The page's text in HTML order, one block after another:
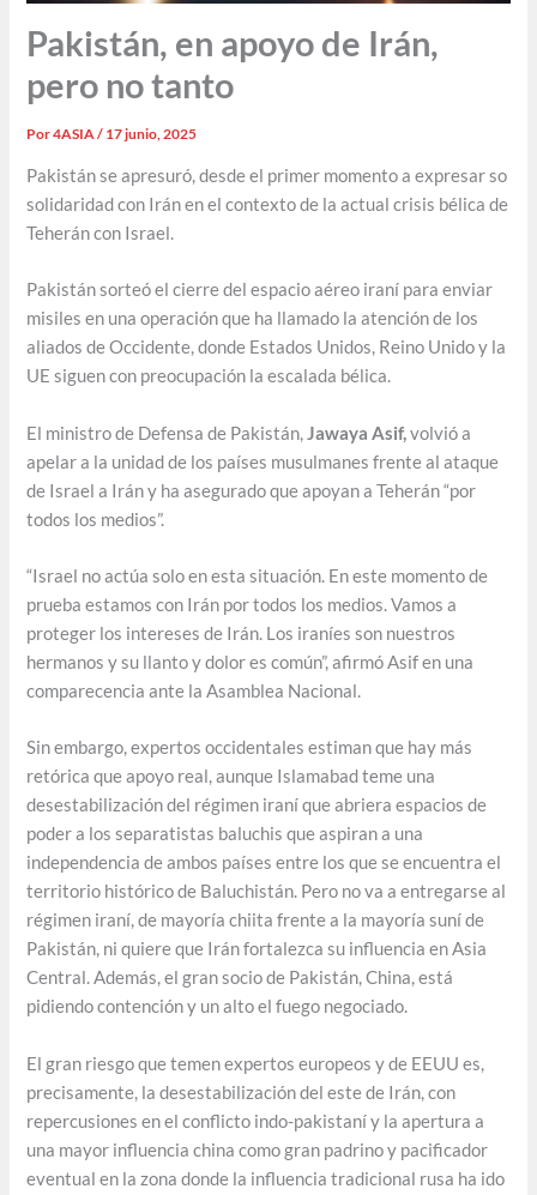
Pakistán, en apoyo de Irán,
pero no tanto
Por4ASIA/ 17 junio, 2025
Pakistán se apresuró, desde el primer momento a expresar so
solidaridad con Irán en el contexto de la actual crisis bélica de
Teherán con Israel.
Pakistán sorteó el cierre del espacio aéreo iraní para enviar
misiles en una operación que ha llamado la atención de los
aliados de Occidente, donde Estados Unidos, Reino Unido y la
UE siguen con preocupación la escalada bélica.
El ministro de Defensa de Pakistán,Jawaya Asif,volvió a
apelar a la unidad de los países musulmanes frente al ataque
de Israel a Irán y ha asegurado que apoyan a Teherán “por
todos los medios”.
“Israel no actúa solo en esta situación. En este momento de
prueba estamos con Irán por todos los medios. Vamos a
proteger los intereses de Irán. Los iraníes son nuestros
hermanos y su llanto y dolor es común”, afirmó Asif en una
comparecencia ante la Asamblea Nacional.
Sin embargo, expertos occidentales estiman que hay más
retórica que apoyo real, aunque Islamabad teme una
desestabilización del régimen iraní que abriera espacios de
poder a los separatistas baluchis que aspiran a una
independencia de ambos países entre los que se encuentra el
territorio histórico de Baluchistán. Pero no va a entregarse al
régimen iraní, de mayoría chiita frente a la mayoría suní de
Pakistán, ni quiere que Irán fortalezca su influencia en Asia
Central. Además, el gran socio de Pakistán, China, está
pidiendo contención y un alto el fuego negociado.
El gran riesgo que temen expertos europeos y de EEUU es,
precisamente, la desestabilización del este de Irán, con
repercusiones en el conflicto indo-pakistaní y la apertura a
una mayor influencia china como gran padrino y pacificador
eventual en la zona donde la influencia tradicional rusa ha ido